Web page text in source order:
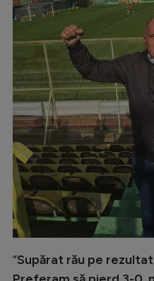
”Supărat rău pe